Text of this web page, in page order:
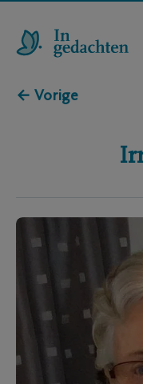
← Vorige